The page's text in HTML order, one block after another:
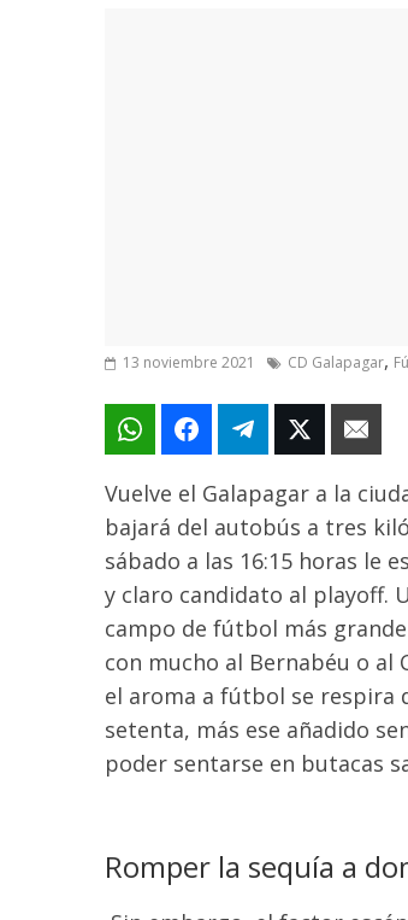
13 noviembre 2021 CD Galapagar,
Vuelve el Galapagar a la
bajará del autobús a tres
sábado a las 16:15 horas le
y claro candidato al playoff.
campo de fútbol más
con mucho al Bernabéu o al
el aroma a fútbol se respira
setenta, más ese añadido
poder sentarse en butacas
Romper la sequía a